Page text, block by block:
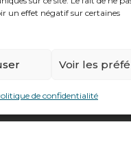
un effet négatif sur certaines
Voir les
de confidentialité